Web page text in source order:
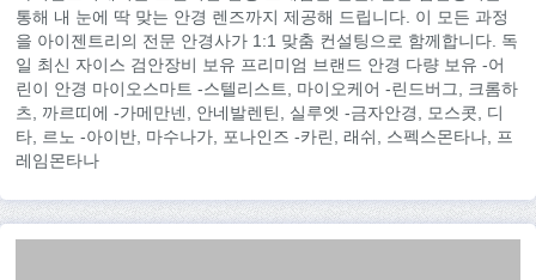
통해 내 눈에 딱 맞는 안경 렌즈까지 제공해 드립니다. 이 모든 과정
을 아이젠트리의 전문 안경사가 1:1 맞춤 컨설팅으로 함께합니다. 독
일 최신 자이스 검안장비 보유 프리미엄 브랜드 안경 다량 보유 -어
린이 안경 마이오스마트 -스텔리스트, 마이오케어 -린드버그, 크롬하
츠, 까르띠에 -가메만넨, 안네발렌틴, 실루엣 -금자안경, 모스콧, 디
타, 르노 -아이반, 마수나가, 포나인즈 -카린, 래쉬, 스펙스몬타나, 프
레임몬타나